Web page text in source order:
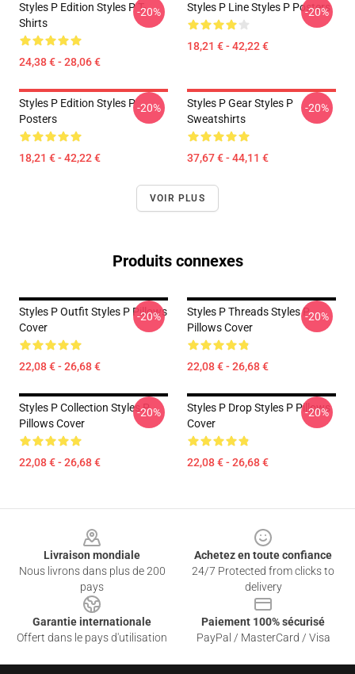
Styles P Edition Styles P T-
Shirts
24,38 € - 28,06 €
-20% Styles P Line Styles P Posters
18,21 € - 42,22 €
-20%
Styles P Edition Styles P
Posters
18,21 € - 42,22 €
-20%
Styles P Gear Styles P
Sweatshirts
37,67 € - 44,11 €
-20%
VOIR PLUS
Produits connexes
Styles P Outfit Styles P Pillows
Cover
22,08 € - 26,68 €
-20%
Styles P Threads Styles P
Pillows Cover
22,08 € - 26,68 €
-20%
Styles P Collection Styles P
Pillows Cover
22,08 € - 26,68 €
-20%
Styles P Drop Styles P Pillows
Cover
22,08 € - 26,68 €
-20%
Livraison mondiale
Nous livrons dans plus de 200
pays
Achetez en toute confiance
24/7 Protected from clicks to
delivery
Garantie internationale
Offert dans le pays d'utilisation
Paiement 100% sécurisé
PayPal / MasterCard / Visa